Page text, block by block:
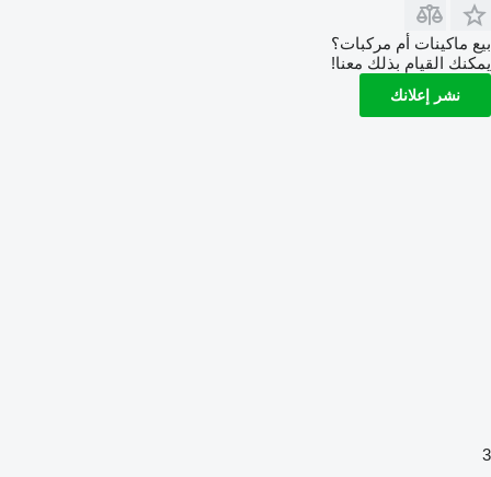
بيع ماكينات أم مركبات؟
يمكنك القيام بذلك معنا!
نشر إعلانك
3